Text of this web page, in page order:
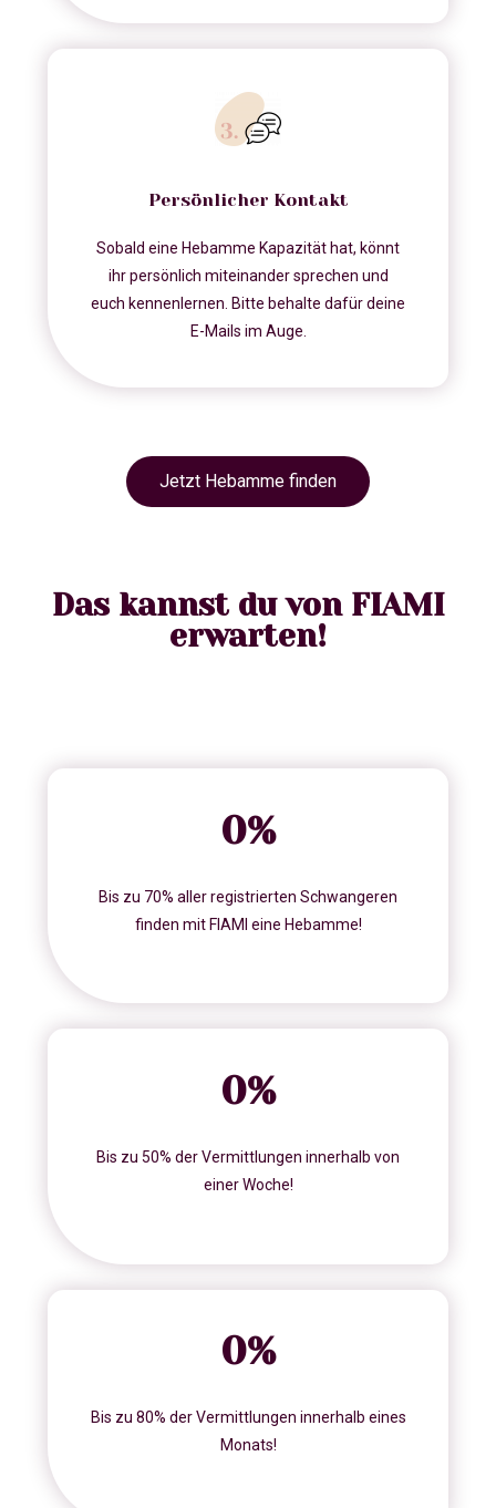
Persönlicher Kontakt
Sobald eine Hebamme Kapazität hat, könnt
ihr persönlich miteinander sprechen und
euch kennenlernen. Bitte behalte dafür deine
E-Mails im Auge.
Jetzt Hebamme finden
Das kannst du von FIAMI
erwarten!
0%
Bis zu 70% aller registrierten Schwangeren
finden mit FIAMI eine Hebamme!
0%
Bis zu 50% der Vermittlungen innerhalb von
einer Woche!
0%
Bis zu 80% der Vermittlungen innerhalb eines
Monats!